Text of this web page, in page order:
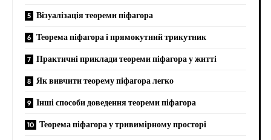
Візуалізація теореми піфагора
Теорема піфагора і прямокутний трикутник
Практичні приклади теореми піфагора у житті
Як вивчити теорему піфагора легко
Інші способи доведення теореми піфагора
Теорема піфагора у тривимірному просторі